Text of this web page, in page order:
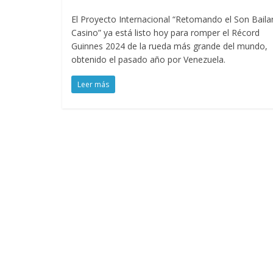
El Proyecto Internacional “Retomando el Son
Casino” ya está listo hoy para romper el Récord
Guinnes 2024 de la rueda más grande del mundo,
obtenido el pasado año por Venezuela.
Leer más